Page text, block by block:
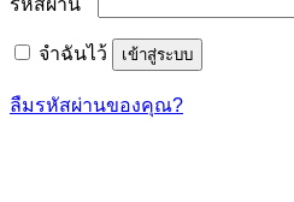
จำฉันไว้ เข้าสู่ระบบ
ลืมรหัสผ่านของคุณ?